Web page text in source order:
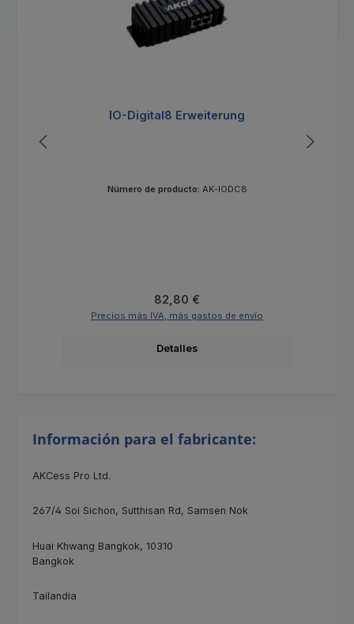
IO-Digital8 Erweiterung
Número de producto: AK-IODC8
Precio normal:
82,80 €
Precios más IVA, más gastos de envío
Detalles
Información para el fabricante:
AKCess Pro Ltd.
267/4 Soi Sichon, Sutthisan Rd, Samsen Nok
Huai Khwang Bangkok, 10310
Bangkok
Tailandia